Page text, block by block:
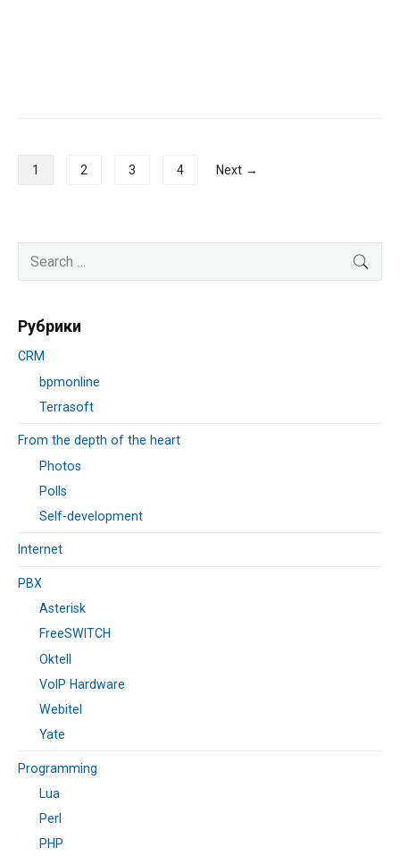
Навигация
по
1 2 3 4 Next →
Sidebar
for:
Рубрики
CRM
bpmonline
Terrasoft
From the depth of the heart
Photos
Polls
Self-development
Internet
PBX
Asterisk
FreeSWITCH
Oktell
VoIP Hardware
Webitel
Yate
Programming
Lua
Perl
PHP